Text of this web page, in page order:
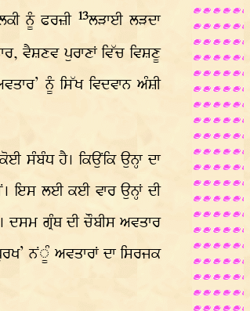
ਨੂੰ ਫਰਜ਼ੀ 13ਲੜਾਈ ਲੜਦਾ
ਵੈਸ਼ਣਵ ਪੁਰਾਣਾਂ ਵਿੱਚ ਵਿਸ਼ਣੂ
ਨੂੰ ਸਿੱਖ ਵਿਦਵਾਨ ਅੰਸ਼ੀ
ਸੰਬੰਧ ਹੈ। ਕਿਉਂਕਿ ਉਨ੍ਹਾ ਦਾ
ਇਸ ਲਈ ਕਈ ਵਾਰ ਉਨ੍ਹਾਂ ਦੀ
ਦਸਮ ਗ੍ਰੰਥ ਦੀ ਚੌਬੀਸ ਅਵਤਾਰ
ਨਂੂੰ ਅਵਤਾਰਾਂ ਦਾ ਸਿਰਜਕ